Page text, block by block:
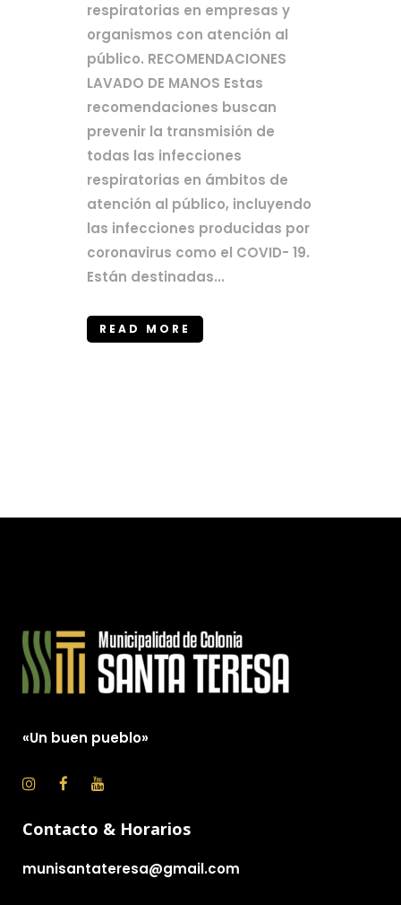
respiratorias en empresas y
organismos con atención al
público. RECOMENDACIONES
LAVADO DE MANOS Estas
recomendaciones buscan
prevenir la transmisión de
todas las infecciones
respiratorias en ámbitos de
atención al público, incluyendo
las infecciones producidas por
coronavirus como el COVID- 19.
Están destinadas...
READ MORE
«Un buen pueblo»
Contacto & Horarios
munisantateresa@gmail.com